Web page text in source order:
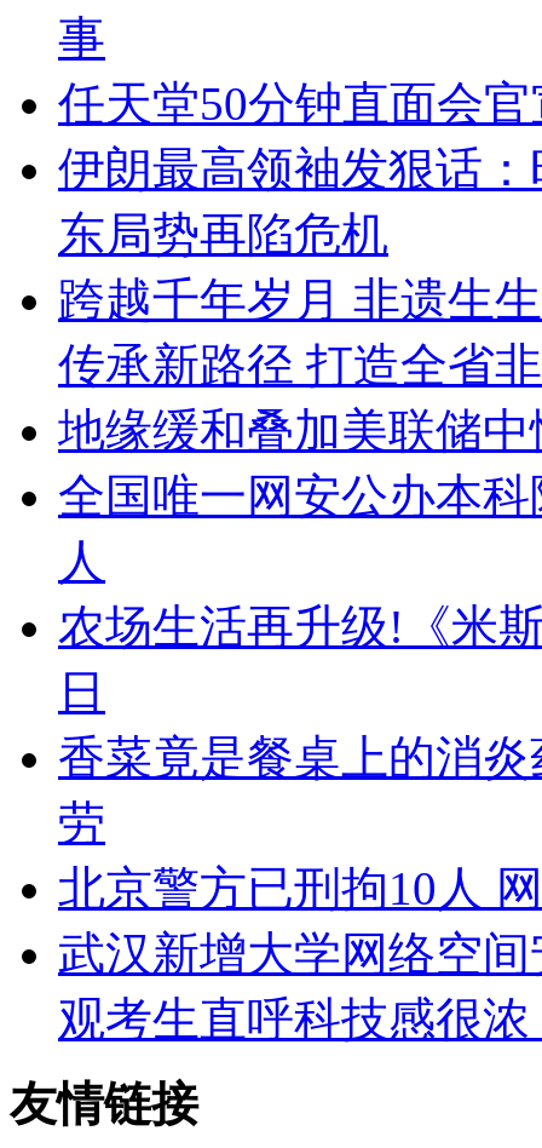
事
任天堂50分钟直面会
伊朗最高领袖发狠话
东局势再陷危机
跨越千年岁月 非遗生
传承新路径 打造全省
地缘缓和叠加美联储
全国唯一网安公办本
人
农场生活再升级!《米
日
香菜竟是餐桌上的消
劳
北京警方已刑拘10人
武汉新增大学网络空
观考生直呼科技感很浓
友情链接